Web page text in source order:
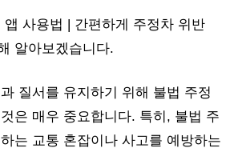
앱 사용법 | 간편하게 주정차 위반
알아보겠습니다.
질서를 유지하기 위해 불법 주정
은 매우 중요합니다. 특히, 불법 주
는 교통 혼잡이나 사고를 예방하는